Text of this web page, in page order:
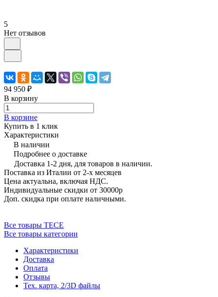
5
Нет отзывов
94 950 ₽
В корзину
В корзине
Купить в 1 клик
Характеристики
В наличии
Подробнее о доставке
Доставка 1-2 дня, для товаров в наличии.
Поставка из Италии от 2-х месяцев
Цена актуальна, включая НДС.
Индивидуальные скидки от 30000р
Доп. скидка при оплате наличными.
Все товары TECE
Все товары категории
Характеристики
Доставка
Оплата
Отзывы
Тех. карта, 2/3D файлы